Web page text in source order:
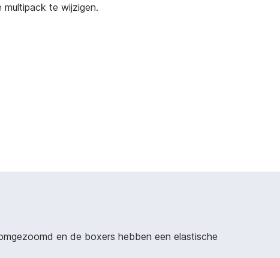
te wijzigen.
en de boxers hebben een elastische